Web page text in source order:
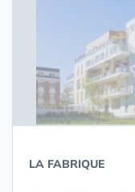
LA FABRIQUE